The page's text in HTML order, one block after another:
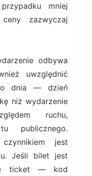
mniej
zazwyczaj
odbywa
uwzględnić
dnia — dzień
niż wydarzenie
ruchu,
publicznego.
jest
Jeśli bilet jest
ticket — kod